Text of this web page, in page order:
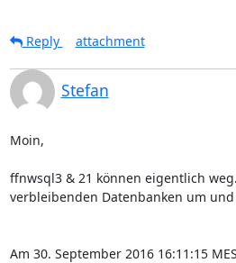
Reply
attachment
Stefan
Moin,
ffnwsql3 & 21 können eigentlich
verbleibenden Datenbanken um
Am 30. September 2016 16:11:15